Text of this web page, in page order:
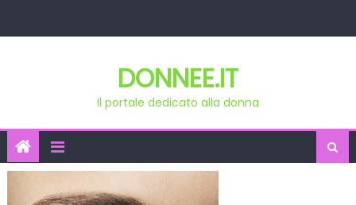
DONNEE.IT
Il portale dedicato alla donna